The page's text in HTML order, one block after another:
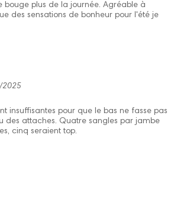
bouge plus de la journée. Agréable à
des sensations de bonheur pour l'été je
insuffisantes pour que le bas ne fasse pas
des attaches. Quatre sangles par jambe
cinq seraient top.